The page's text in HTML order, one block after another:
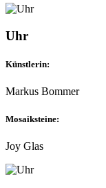
Uhr
Künstlerin:
Markus Bommer
Mosaiksteine:
Joy Glas